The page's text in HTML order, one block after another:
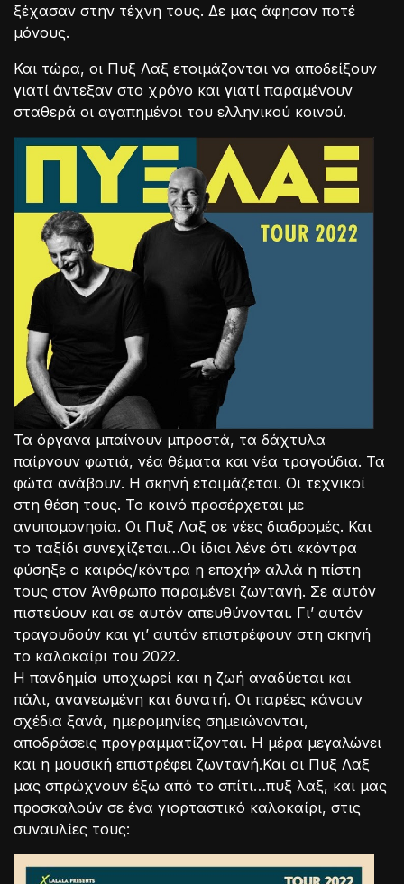
ξέχασαν στην τέχνη τους. Δε μας άφησαν ποτέ
μόνους.
Και τώρα, οι Πυξ Λαξ ετοιμάζονται να αποδείξουν
γιατί άντεξαν στο χρόνο και γιατί παραμένουν
σταθερά οι αγαπημένοι του ελληνικού κοινού.
Τα όργανα μπαίνουν μπροστά, τα δάχτυλα
παίρνουν φωτιά, νέα θέματα και νέα τραγούδια. Τα
φώτα ανάβουν. Η σκηνή ετοιμάζεται. Οι τεχνικοί
στη θέση τους. Το κοινό προσέρχεται με
ανυπομονησία. Οι Πυξ Λαξ σε νέες διαδρομές. Και
το ταξίδι συνεχίζεται…Οι ίδιοι λένε ότι «κόντρα
φύσηξε ο καιρός/κόντρα η εποχή» αλλά η πίστη
τους στον Άνθρωπο παραμένει ζωντανή. Σε αυτόν
πιστεύουν και σε αυτόν απευθύνονται. Γι’ αυτόν
τραγουδούν και γι’ αυτόν επιστρέφουν στη σκηνή
το καλοκαίρι του 2022.
Η πανδημία υποχωρεί και η ζωή αναδύεται και
πάλι, ανανεωμένη και δυνατή. Οι παρέες κάνουν
σχέδια ξανά, ημερομηνίες σημειώνονται,
αποδράσεις προγραμματίζονται. Η μέρα μεγαλώνει
και η μουσική επιστρέφει ζωντανή.Και οι Πυξ Λαξ
μας σπρώχνουν έξω από το σπίτι…πυξ λαξ, και μας
προσκαλούν σε ένα γιορταστικό καλοκαίρι, στις
συναυλίες τους: